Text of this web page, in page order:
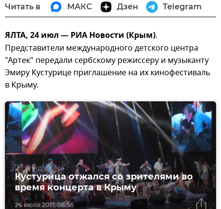
Читать в МАКС Дзен Telegram
ЯЛТА, 24 июл — РИА Новости (Крым).
Представители международного детского центра
"Артек" передали сербскому режиссеру и музыканту
Эмиру Кустурице приглашение на их кинофестиваль
в Крыму.
24 июля 2017, 08:56
Кустурица отжался со зрителями во
время концерта в Крыму